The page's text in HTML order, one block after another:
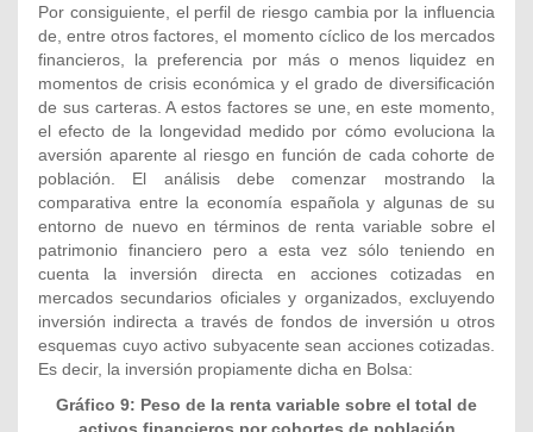
Por consiguiente, el perfil de riesgo cambia por la influencia
de, entre otros factores, el momento cíclico de los mercados
financieros, la preferencia por más o menos liquidez en
momentos de crisis económica y el grado de diversificación
de sus carteras. A estos factores se une, en este momento,
el efecto de la longevidad medido por cómo evoluciona la
aversión aparente al riesgo en función de cada cohorte de
población. El análisis debe comenzar mostrando la
comparativa entre la economía española y algunas de su
entorno de nuevo en términos de renta variable sobre el
patrimonio financiero pero a esta vez sólo teniendo en
cuenta la inversión directa en acciones cotizadas en
mercados secundarios oficiales y organizados, excluyendo
inversión indirecta a través de fondos de inversión u otros
esquemas cuyo activo subyacente sean acciones cotizadas.
Es decir, la inversión propiamente dicha en Bolsa:
Gráfico 9: Peso de la renta variable sobre el total de